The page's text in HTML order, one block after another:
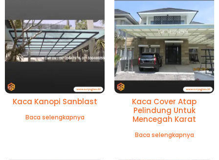
Kaca Kanopi Sanblast
Baca selengkapnya
Kaca Cover Atap
Pelindung Untuk
Mencegah Karat
Baca selengkapnya